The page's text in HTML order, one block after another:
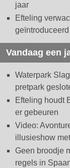
jaar
Efteling
Vandaag een
Waterpark
pretpark
Efteling houdt
er gebeuren
Video:
illusieshow
Geen broodje
regels in